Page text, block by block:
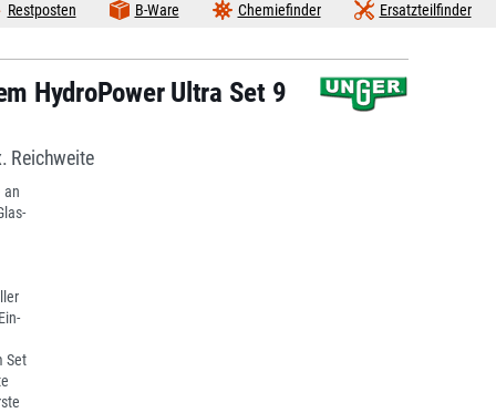
Ersatzteilfinder
Chemiefinder
B-Ware
Restposten
HydroPower Ultra Set 9
Reichweite
an
Set